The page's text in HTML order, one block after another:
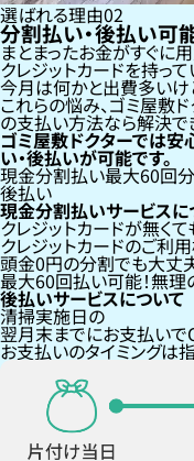
選ばれる理由02
分割払い・後払い可能
まとまったお金がすぐに
クレジットカードを持って
今月は何かと出費多いけ
これらの悩み、ゴミ屋敷
の支払い方法なら解決で
ゴミ屋敷ドクターでは
い・後払いが可能です。
現金分割払い最大60回
後払い
現金分割払いサービスに
クレジットカードが無くて
クレジットカードのご利
頭金0円の分割でも大丈
最大60回払い可能！無理
後払いサービスについて
清掃実施日の
翌月末までにお支払いで
お支払いのタイミングは